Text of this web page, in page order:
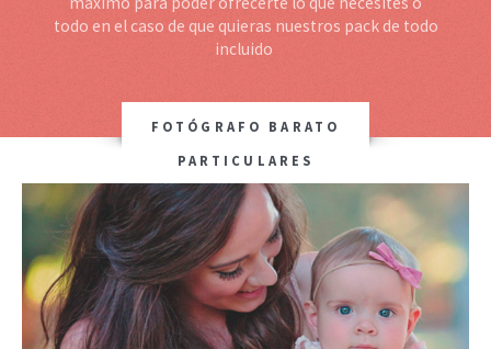
todo en el caso de que quieras nuestros pack de todo
incluido
FOTÓGRAFO BARATO
PARTICULARES